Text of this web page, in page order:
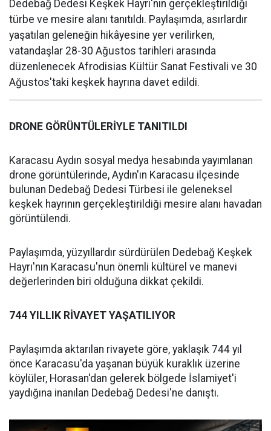
Dedebağ Dedesi Keşkek Hayrı'nın gerçekleştirildiği
türbe ve mesire alanı tanıtıldı. Paylaşımda, asırlardır
yaşatılan geleneğin hikâyesine yer verilirken,
vatandaşlar 28-30 Ağustos tarihleri arasında
düzenlenecek Afrodisias Kültür Sanat Festivali ve 30
Ağustos'taki keşkek hayrına davet edildi.
DRONE GÖRÜNTÜLERİYLE TANITILDI
Karacasu Aydın sosyal medya hesabında yayımlanan
drone görüntülerinde, Aydın'ın Karacasu ilçesinde
bulunan Dedebağ Dedesi Türbesi ile geleneksel
keşkek hayrının gerçekleştirildiği mesire alanı havadan
görüntülendi.
Paylaşımda, yüzyıllardır sürdürülen Dedebağ Keşkek
Hayrı'nın Karacasu'nun önemli kültürel ve manevi
değerlerinden biri olduğuna dikkat çekildi.
744 YILLIK RİVAYET YAŞATILIYOR
Paylaşımda aktarılan rivayete göre, yaklaşık 744 yıl
önce Karacasu'da yaşanan büyük kuraklık üzerine
köylüler, Horasan'dan gelerek bölgede İslamiyet'i
yaydığına inanılan Dedebağ Dedesi'ne danıştı.